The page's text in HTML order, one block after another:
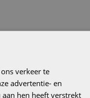
verkeer te
advertentie- en
hen heeft verstrekt